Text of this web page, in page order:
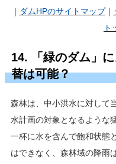
｜ ダムHPのサイトマップ｜
ト
14. 「緑のダム」
替は可能？
森林は、中小洪水に対して
水計画の対象となるような
一杯に水を含んで飽和状態
はできなく、森林域の降雨